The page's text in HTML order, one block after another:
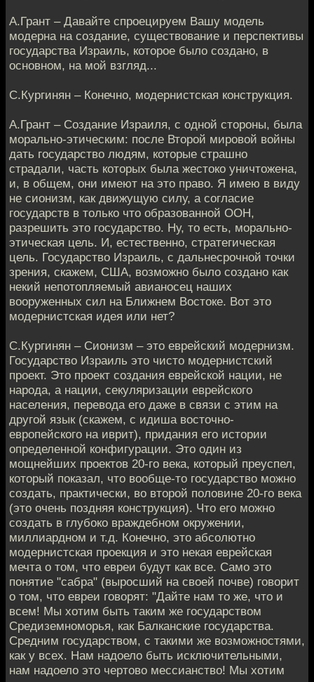
А.Грант – Давайте спроецируем Вашу модель
модерна на создание, существование и перспективы
государства Израиль, которое было создано, в
основном, на мой взгляд...
С.Кургинян – Конечно, модернистская конструкция.
А.Грант – Создание Израиля, с одной стороны, была
морально-этическим: после Второй мировой войны
дать государство людям, которые страшно
страдали, часть которых была жестоко уничтожена,
и, в общем, они имеют на это право. Я имею в виду
не сионизм, как движущую силу, а согласие
государств в только что образованной ООН,
разрешить это государство. Ну, то есть, морально-
этическая цель. И, естественно, стратегическая
цель. Государство Израиль, с дальнесрочной точки
зрения, скажем, США, возможно было создано как
некий непотопляемый авианосец наших
вооруженных сил на Ближнем Востоке. Вот это
модернистская идея или нет?
С.Кургинян – Сионизм – это еврейский модернизм.
Государство Израиль это чисто модернистский
проект. Это проект создания еврейской нации, не
народа, а нации, секуляризации еврейского
населения, перевода его даже в связи с этим на
другой язык (скажем, с идиша восточно-
европейского на иврит), придания его истории
определенной конфигурации. Это один из
мощнейших проектов 20-го века, который преуспел,
который показал, что вообще-то государство можно
создать, практически, во второй половине 20-го века
(это очень поздняя конструкция). Что его можно
создать в глубоко враждебном окружении,
миллиардном и т.д. Конечно, это абсолютно
модернистская проекция и это некая еврейская
мечта о том, что евреи будут как все. Само это
понятие "сабра" (выросший на своей почве) говорит
о том, что евреи говорят: "Дайте нам то же, что и
всем! Мы хотим быть таким же государством
Средиземноморья, как Балканские государства.
Средним государством, с такими же возможностями,
как у всех. Нам надоело быть исключительными,
нам надоело это чертово мессианство! Мы хотим